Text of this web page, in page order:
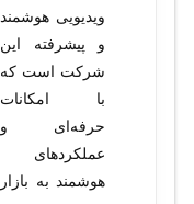
ویدیویی هوشمند
و پیشرفته این
شرکت است که
با امکانات
حرفه‌ای و
عملکردهای
هوشمند به بازار